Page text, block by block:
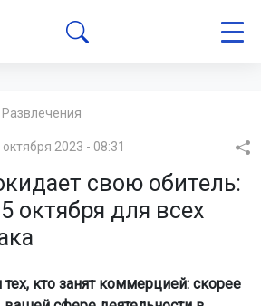
Развлечения
октября 2023 - 08:31
свою обитель:
октября для всех
кто занят коммерцией: скорее